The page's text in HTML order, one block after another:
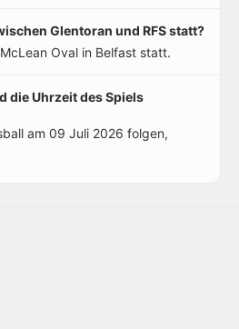
Glentoran und RFS statt?
Oval in Belfast statt.
die Uhrzeit des Spiels
am 09 Juli 2026 folgen,